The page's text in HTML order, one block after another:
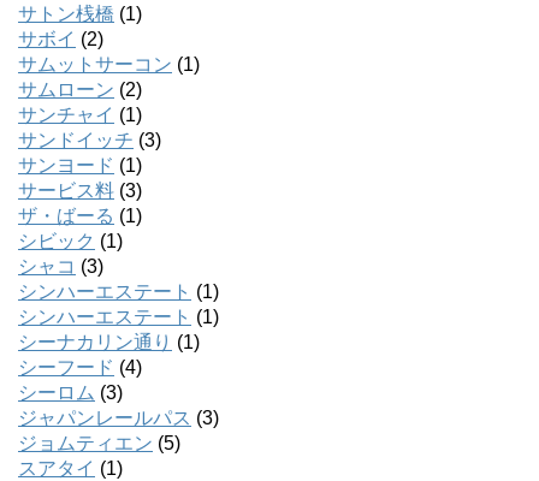
サトン桟橋 (1)
サボイ (2)
サムットサーコン (1)
サムローン (2)
サンチャイ (1)
サンドイッチ (3)
サンヨード (1)
サービス料 (3)
ザ・ばーる (1)
シビック (1)
シャコ (3)
シンハーエステート (1)
シンハーエステート (1)
シーナカリン通り (1)
シーフード (4)
シーロム (3)
ジャパンレールパス (3)
ジョムティエン (5)
スアタイ (1)